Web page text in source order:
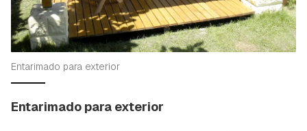
Entarimado para exterior
Entarimado para exterior